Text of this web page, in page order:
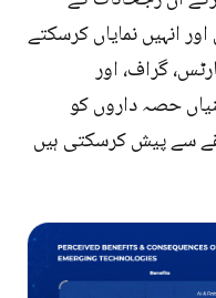
انہیں نمایاں کرسکتے
گراف، اور
حصہ داروں کو
سے پیش کرسکتی ہیں